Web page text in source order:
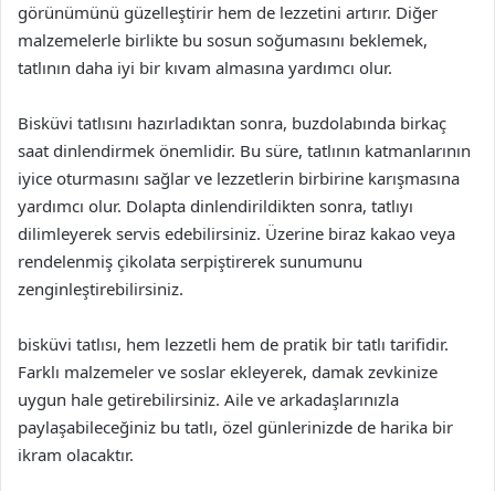
görünümünü güzelleştirir hem de lezzetini artırır. Diğer
malzemelerle birlikte bu sosun soğumasını beklemek,
tatlının daha iyi bir kıvam almasına yardımcı olur.
Bisküvi tatlısını hazırladıktan sonra, buzdolabında birkaç
saat dinlendirmek önemlidir. Bu süre, tatlının katmanlarının
iyice oturmasını sağlar ve lezzetlerin birbirine karışmasına
yardımcı olur. Dolapta dinlendirildikten sonra, tatlıyı
dilimleyerek servis edebilirsiniz. Üzerine biraz kakao veya
rendelenmiş çikolata serpiştirerek sunumunu
zenginleştirebilirsiniz.
bisküvi tatlısı, hem lezzetli hem de pratik bir tatlı tarifidir.
Farklı malzemeler ve soslar ekleyerek, damak zevkinize
uygun hale getirebilirsiniz. Aile ve arkadaşlarınızla
paylaşabileceğiniz bu tatlı, özel günlerinizde de harika bir
ikram olacaktır.